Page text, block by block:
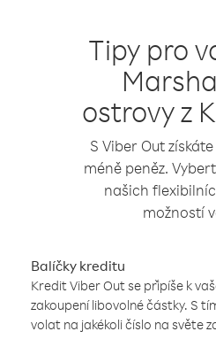
Tipy pro
ostrovy z
S Viber Out
méně peněz.
našich
možností
Balíčky kreditu
Kredit Viber Out se připíše k
zakoupení libovolné částky. S
volat na jakékoli číslo na světe